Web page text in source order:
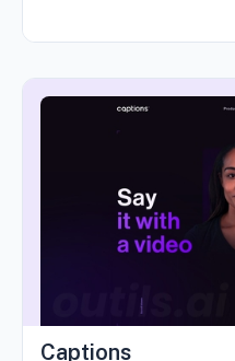
Captions